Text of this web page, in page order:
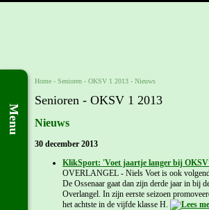
Menu
Home - Senioren - OKSV 1 2013 - Nieuws
Senioren - OKSV 1 2013
Nieuws
30 december 2013
KlikSport: 'Voet jaartje langer bij
OVERLANGEL - Niels Voet is ook
De Ossenaar gaat dan zijn derde jaar in bij
Overlangel. In zijn eerste seizoen
het achtste in de vijfde klasse H.